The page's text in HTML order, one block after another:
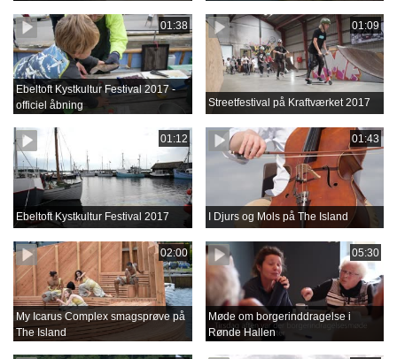
01:38
Ebeltoft Kystkultur Festival 2017 -
officiel åbning
01:09
Streetfestival på Kraftværket 2017
01:12
Ebeltoft Kystkultur Festival 2017
01:43
I Djurs og Mols på The Island
02:00
My Icarus Complex smagsprøve på
The Island
05:30
Møde om borgerinddragelse i
Rønde Hallen